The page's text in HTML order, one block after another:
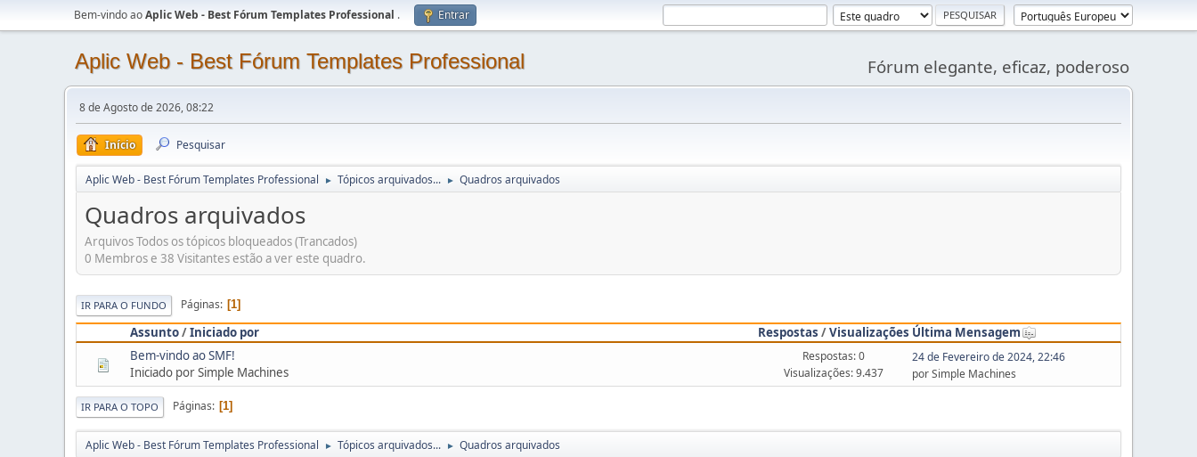
Bem-vindo aoAplic Web - Best Fórum Templates Professional . Entrar
Aplic Web - Best Fórum Templates Professional Fórum elegante, eficaz, poderoso
8 de Agosto de 2026, 08:22
Início Pesquisar
Aplic Web - Best Fórum Templates Professional ► Tópicos arquivados... ► Quadros arquivados
Quadros arquivados
Arquivos Todos os tópicos bloqueados (Trancados)
0 Membros e 38 Visitantes estão a ver este quadro.
IR PARA O FUNDO Páginas 1
Assunto/Iniciado por Respostas /Visualizações Última Mensagem
Bem-vindo ao SMF!
Iniciado por Simple Machines
Respostas: 0
Visualizações: 9.437
24 de Fevereiro de 2024, 22:46
por Simple Machines
IR PARA O TOPO Páginas 1
Aplic Web - Best Fórum Templates Professional ► Tópicos arquivados... ► Quadros arquivados